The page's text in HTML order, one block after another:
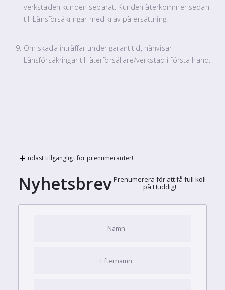
verkstaden kunden separat. Kunden återkommer sedan
till Länsförsäkringar med krav på ersättning.
Om skada inträffar under garantitid, hänvisar
Länsförsäkringar till återförsäljare/verkstad i första hand.
Endast tillgängligt för prenumeranter!
NyhetsbrevPrenumerera för att få full koll
på Huddig!